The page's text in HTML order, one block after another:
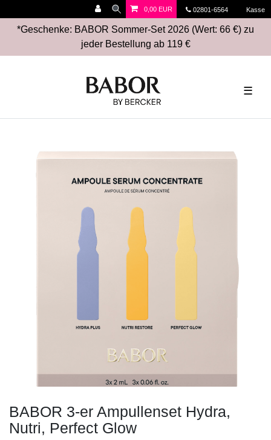
02801-6564 Kasse
0,00 EUR
*Geschenke: BABOR Sommer-Set 2026 (Wert: 66 €) zu
jeder Bestellung ab 119 €
☰
BABOR 3-er Ampullenset Hydra,
Nutri, Perfect Glow